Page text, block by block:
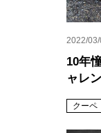
2022/03/
10年
ャレ
クーペ